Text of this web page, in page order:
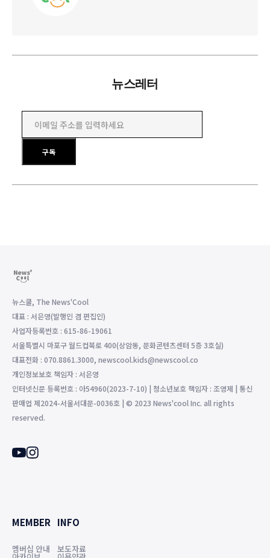
뉴스레터
구독
뉴스쿨, The News'Cool
대표 : 서은영(발행인 겸 편집인)
사업자등록번호 : 615-86-19061
서울특별시 마포구 월드컵북로 400(상암동, 문화콘텐츠센터 5층 3호실)
대표전화 : 070.8861.3000, newscool.kids@newscool.co
개인정보보호 책임자 : 서은영
인터넷신문 등록번호 : 아54960(2023-7-10) | 청소년보호 책임자 : 조영제 | 통신
판매업 제2024-서울서대문-0036호 | © 2023 News'cool Inc. all rights
reserved.
MEMBER
멤버십 안내
INFO
보도자료